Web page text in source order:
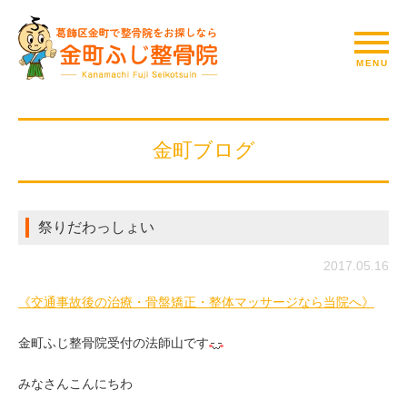
金町ブログ
祭りだわっしょい
2017.05.16
《交通事故後の治療・骨盤矯正・整体マッサージなら当院へ》
金町ふじ整骨院受付の法師山です
みなさんこんにちわ